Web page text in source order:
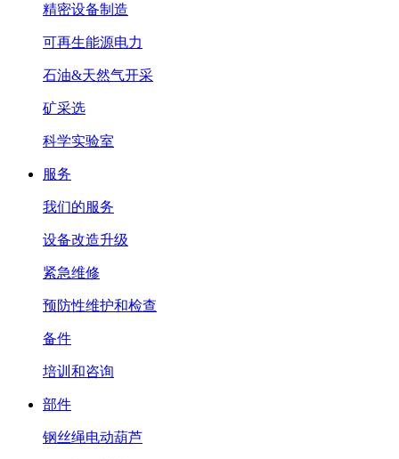
精密设备制造
可再生能源电力
石油&天然气开采
矿采选
科学实验室
服务
我们的服务
设备改造升级
紧急维修
预防性维护和检查
备件
培训和咨询
部件
钢丝绳电动葫芦